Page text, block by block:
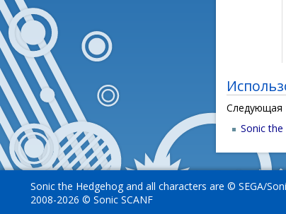
Следующая
Sonic
Sonic the Hedgehog and all characters are © SEGA/
2008-2026 © Sonic SCANF